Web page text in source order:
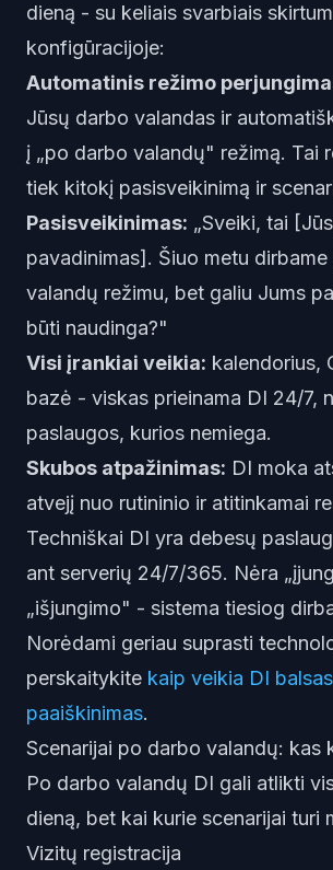
dieną - su keliais svarbiais
konfigūracijoje:
Automatinis režimo
Jūsų darbo valandas ir
į „po darbo valandų" režimą. Tai
tiek kitokį pasisveikinimą ir
Pasisveikinimas: „Sveiki, tai
pavadinimas]. Šiuo metu
valandų režimu, bet galiu Jums
būti naudinga?"
Visi įrankiai veikia: kalendorius,
bazė - viskas prieinama DI 24/7,
paslaugos, kurios nemiega.
Skubos atpažinimas: DI moka
atvejį nuo rutininio ir atitinkamai
Techniškai DI yra debesų
ant serverių 24/7/365. Nėra
„išjungimo" - sistema tiesiog
Norėdami geriau suprasti
perskaitykite kaip veikia DI
paaiškinimas.
Scenarijai po darbo valandų: kas
Po darbo valandų DI gali atlikti
dieną, bet kai kurie scenarijai turi
Vizitų registracija